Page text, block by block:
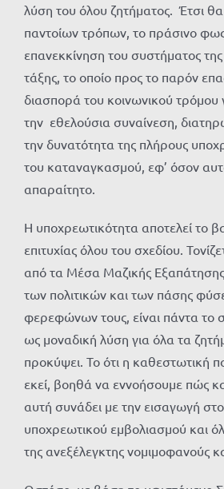
λύση του όλου ζητήματος. Έτσι θα
παντοίων τρόπων, το πράσινο
επανεκκίνηση του συστήματος
τάξης, το οποίο προς το παρόν
διασπορά του κοινωνικού τρόμου
την εθελούσια συναίνεση,
την δυνατότητα της πλήρους
του καταναγκασμού, εφ’ όσον
απαραίτητο.
Η υποχρεωτικότητα αποτελεί το
επιτυχίας όλου του σχεδίου.
από τα Μέσα Μαζικής
των πολιτικών και των πάσης
φερεφώνων τους, είναι πάντα το
ως μοναδική λύση για όλα τα
προκύψει. Το ότι η καθεστωτική
εκεί, βοηθά να εννοήσουμε πώς
αυτή συνάδει με την εισαγωγή
υποχρεωτικού εμβολιασμού και
της ανεξέλεγκτης νομιμοφανούς